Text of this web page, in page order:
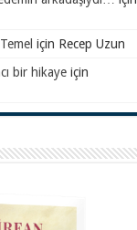
için Recep Uzun
bir hikayeiçin